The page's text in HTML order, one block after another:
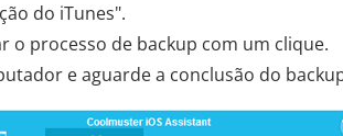
do iTunes".
o processo de backup com um clique.
e aguarde a conclusão do